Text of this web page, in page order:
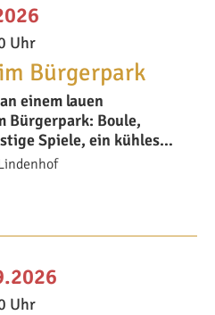
Uhr
Bürgerpark
einem lauen
Bürgerpark: Boule,
Spiele, ein kühles
Uhr